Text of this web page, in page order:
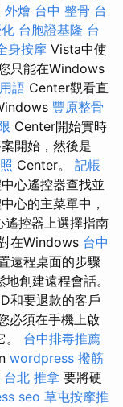
外燴 台中 整骨 台
台胞證基隆 台
身按摩 Vista中使
只能在Windows
語 Center觀看直
豐原整骨
Center開始實時
開始，然後是
Center。 記帳
心遙控器查找並
心的主菜單中，
遙控器上選擇指南
在Windows 台中
遠程桌面的步驟
創建遠程會話。
和要退款的客戶
必須在手機上啟
台中排毒推薦
wordpress 撥筋
台北 推拿 要將硬
seo 草屯按摩推